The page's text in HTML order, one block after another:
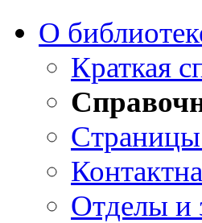
О
Краткая
Отделы и